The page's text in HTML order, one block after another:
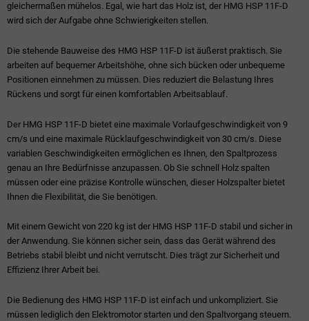
gleichermaßen mühelos. Egal, wie hart das Holz ist, der HMG HSP 11F-D
wird sich der Aufgabe ohne Schwierigkeiten stellen.
Die stehende Bauweise des HMG HSP 11F-D ist äußerst praktisch. Sie
arbeiten auf bequemer Arbeitshöhe, ohne sich bücken oder unbequeme
Positionen einnehmen zu müssen. Dies reduziert die Belastung Ihres
Rückens und sorgt für einen komfortablen Arbeitsablauf.
Der HMG HSP 11F-D bietet eine maximale Vorlaufgeschwindigkeit von 9
cm/s und eine maximale Rücklaufgeschwindigkeit von 30 cm/s. Diese
variablen Geschwindigkeiten ermöglichen es Ihnen, den Spaltprozess
genau an Ihre Bedürfnisse anzupassen. Ob Sie schnell Holz spalten
müssen oder eine präzise Kontrolle wünschen, dieser Holzspalter bietet
Ihnen die Flexibilität, die Sie benötigen.
Mit einem Gewicht von 220 kg ist der HMG HSP 11F-D stabil und sicher in
der Anwendung. Sie können sicher sein, dass das Gerät während des
Betriebs stabil bleibt und nicht verrutscht. Dies trägt zur Sicherheit und
Effizienz Ihrer Arbeit bei.
Die Bedienung des HMG HSP 11F-D ist einfach und unkompliziert. Sie
müssen lediglich den Elektromotor starten und den Spaltvorgang steuern.